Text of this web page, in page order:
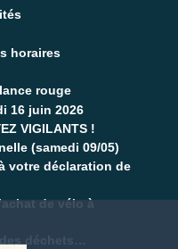
horaires
rouge
16 juin 2026
VIGILANTS !
(samedi 09/05)
votre déclaration de
de vélo à
des déchets…